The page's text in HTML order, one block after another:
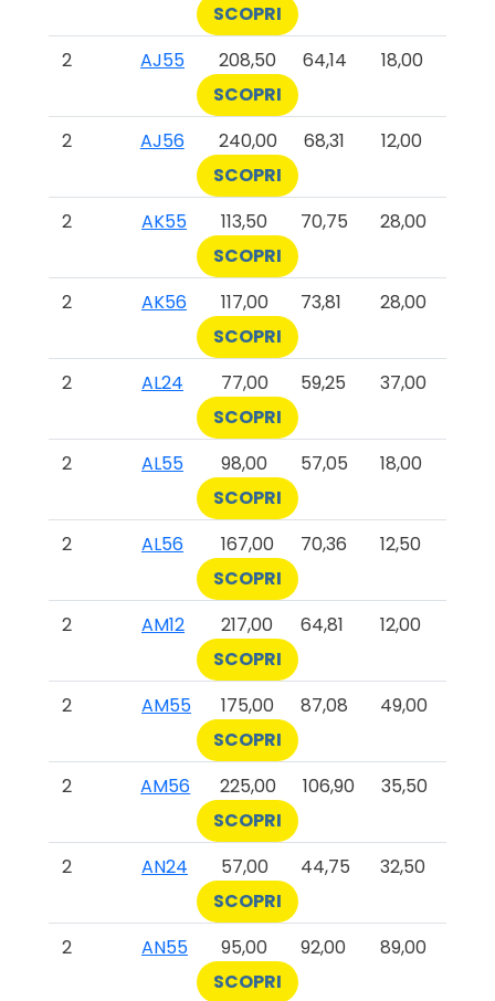
SCOPRI
2
AJ55 208,50 64,14
18,00
SCOPRI
2
AJ56 240,00 68,31
12,00
SCOPRI
2
AK55 113,50 70,75
28,00
SCOPRI
2
AK56 117,00 73,81
28,00
SCOPRI
2
AL24 77,00 59,25
37,00
SCOPRI
2
AL55 98,00 57,05
18,00
SCOPRI
2
AL56 167,00 70,36
12,50
SCOPRI
2
AM12 217,00 64,81
12,00
SCOPRI
2
AM55 175,00 87,08
49,00
SCOPRI
2
AM56 225,00 106,90
35,50
SCOPRI
2
AN24 57,00 44,75
32,50
SCOPRI
2
AN55 95,00 92,00
89,00
SCOPRI